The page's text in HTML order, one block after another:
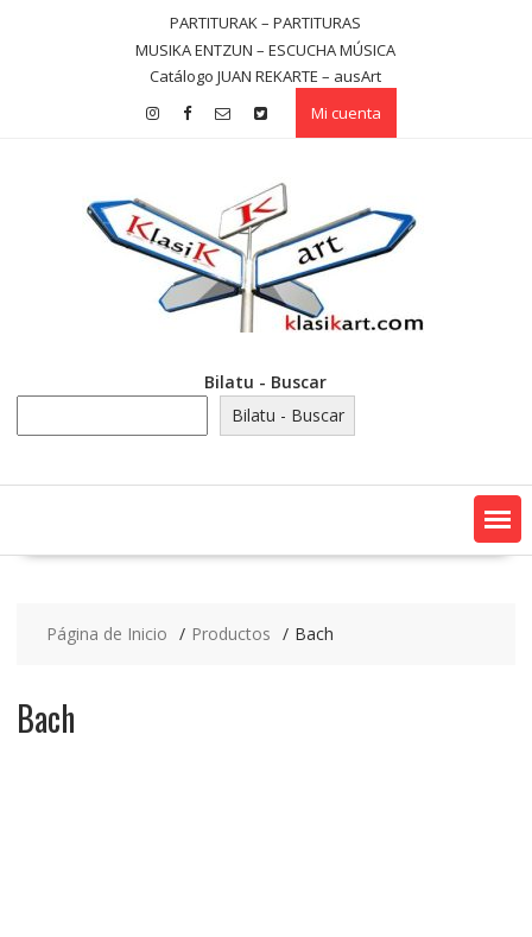
PARTITURAK – PARTITURAS
MUSIKA ENTZUN – ESCUCHA MÚSICA
Catálogo JUAN REKARTE – ausArt
Mi cuenta
Bilatu - Buscar
Bilatu - Buscar
Página de Inicio Productos Bach
Bach